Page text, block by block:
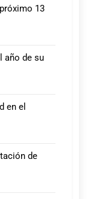
13
año de su
en el
de